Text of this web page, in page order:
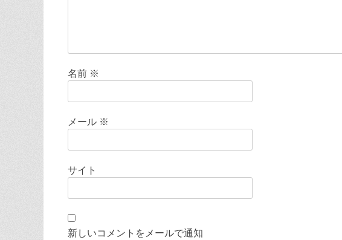
名前 ※
メール ※
サイト
新しいコメントをメールで通知